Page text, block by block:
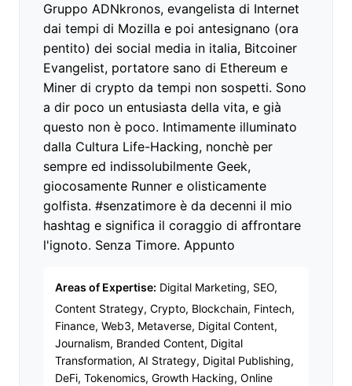
Gruppo ADNkronos, evangelista di Internet
dai tempi di Mozilla e poi antesignano (ora
pentito) dei social media in italia, Bitcoiner
Evangelist, portatore sano di Ethereum e
Miner di crypto da tempi non sospetti. Sono
a dir poco un entusiasta della vita, e già
questo non è poco. Intimamente illuminato
dalla Cultura Life-Hacking, nonchè per
sempre ed indissolubilmente Geek,
giocosamente Runner e olisticamente
golfista. #senzatimore è da decenni il mio
hashtag e significa il coraggio di affrontare
l'ignoto. Senza Timore. Appunto
Areas of Expertise: Digital Marketing, SEO,
Content Strategy, Crypto, Blockchain, Fintech,
Finance, Web3, Metaverse, Digital Content,
Journalism, Branded Content, Digital
Transformation, AI Strategy, Digital Publishing,
DeFi, Tokenomics, Growth Hacking, Online